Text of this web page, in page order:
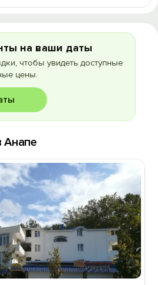
на ваши даты
чтобы увидеть доступные
цены.
Анапе